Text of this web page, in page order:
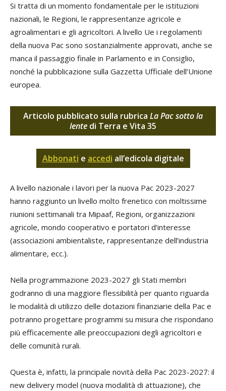
Si tratta di un momento fondamentale per le istituzioni
nazionali, le Regioni, le rappresentanze agricole e
agroalimentari e gli agricoltori. A livello Ue i regolamenti
della nuova Pac sono sostanzialmente approvati, anche se
manca il passaggio finale in Parlamento e in Consiglio,
nonché la pubblicazione sulla Gazzetta Ufficiale dell’Unione
europea.
Articolo pubblicato sulla rubrica La Pac sotto la
lente di Terra e Vita 35
Abbonati e accedi all’edicola digitale
A livello nazionale i lavori per la nuova Pac 2023-2027
hanno raggiunto un livello molto frenetico con moltissime
riunioni settimanali tra Mipaaf, Regioni, organizzazioni
agricole, mondo cooperativo e portatori d’interesse
(associazioni ambientaliste, rappresentanze dell’industria
alimentare, ecc.).
Nella programmazione 2023-2027 gli Stati membri
godranno di una maggiore flessibilità per quanto riguarda
le modalità di utilizzo delle dotazioni finanziarie della Pac e
potranno progettare programmi su misura che rispondano
più efficacemente alle preoccupazioni degli agricoltori e
delle comunità rurali.
Questa è, infatti, la principale novità della Pac 2023-2027: il
new delivery model (nuova modalità di attuazione), che